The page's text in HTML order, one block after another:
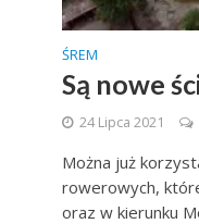
ŚREM
Są nowe
24 Lipca 2021
Można już
rowerowych,
oraz w kierunku